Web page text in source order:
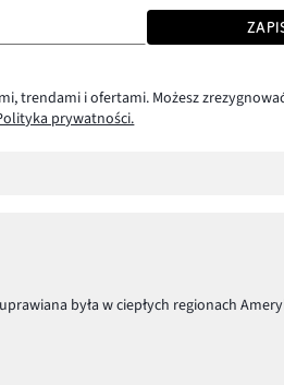
trendami i ofertami. Możesz
prywatności.
była w ciepłych regionach